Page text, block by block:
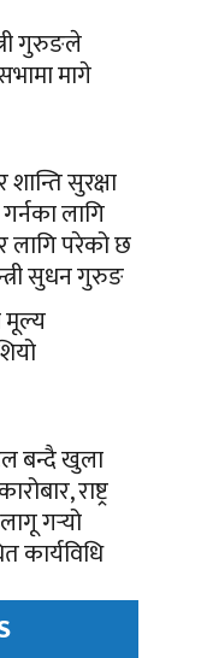
गुरुङले
मागे
सुरक्षा
लागि
लागि परेको छ
सुधन गुरुङ
बन्दै खुला
राष्ट्र
गर्‍यो
कार्यविधि